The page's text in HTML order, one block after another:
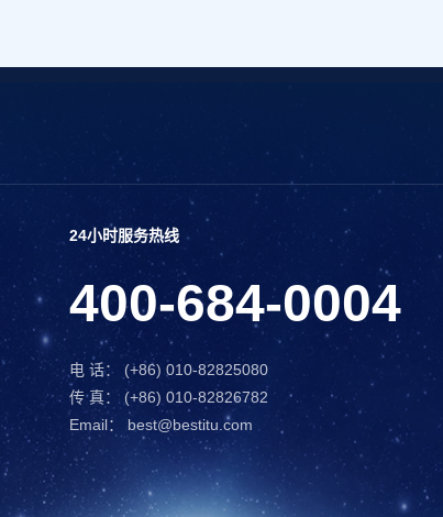
24小时服务热线
400-684-0004
电 话： (+86) 010-82825080
传 真： (+86) 010-82826782
Email： best@bestitu.com